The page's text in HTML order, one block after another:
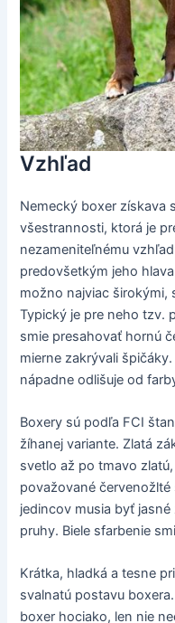
Vzhľad
Nemecký boxer získava
všestrannosti, ktorá je
nezameniteľnému
predovšetkým jeho
možno najviac širokými,
Typický je pre neho tzv.
smie presahovať hornú
mierne zakrývali
nápadne odlišuje od
Boxery sú podľa FCI
žíhanej variante. Zlatá
svetlo až po tmavo
považované
jedincov musia byť
pruhy. Biele sfarbenie
Krátka, hladká a tesne
svalnatú postavu
boxer hociako, len nie